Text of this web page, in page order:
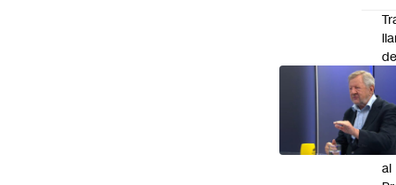
de
al